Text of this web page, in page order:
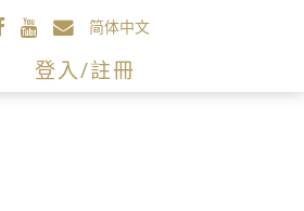
简体中文
登入/註冊